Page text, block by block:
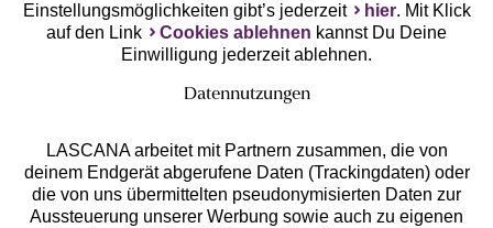
Services
Einstellungsmöglichkeiten gibt’s jederzeit
hier. Mit Klick
auf den Link
Cookies ablehnen kannst Du Deine
Einwilligung jederzeit ablehnen.
Datennutzungen
LASCANA arbeitet mit Partnern zusammen, die von
deinem Endgerät abgerufene Daten (Trackingdaten) oder
die von uns übermittelten pseudonymisierten Daten zur
Aussteuerung unserer Werbung sowie auch zu eigenen